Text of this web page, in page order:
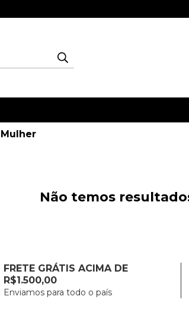
Mulher
Não temos
FRETE GRÁTIS ACIMA DE
R$1.500,00
Enviamos para todo o país